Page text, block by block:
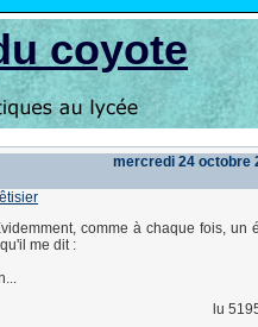
coyote
mercredi 24 octobre
comme à chaque fois, un
me dit :
lu